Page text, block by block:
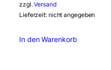
zzgl.Versand
Lieferzeit: nicht angegeben
In den Warenkorb